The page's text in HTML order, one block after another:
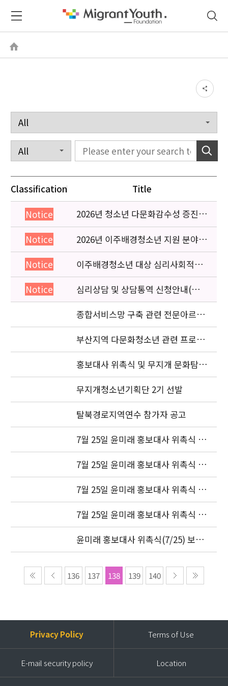
Classification Title
Notice
2026년 청소년 다문화감수성 증진
프로그램 「다가감」신청기관 안내
Notice
2026년 이주배경청소년 지원 분야
종사자 역량강화 교육 일정 안내
Notice
이주배경청소년 대상 심리사회적응
검사 연수동영상 개편 안내
Notice
심리상담 및 상담통역 신청안내(의뢰
서첨부)
종합서비스망 구축 관련 전문아르바
이트생 모집
부산지역 다문화청소년 관련 프로젝
트 조정자 모집 공고
홍보대사 위촉식 및 무지개 문화탐험
대 발대식
무지개청소년기획단 2기 선발
탈북경로지역연수 참가자 공고
7월 25일 윤미래 홍보대사 위촉식 사
진(4)
7월 25일 윤미래 홍보대사 위촉식 사
진(3)
7월 25일 윤미래 홍보대사 위촉식 사
진(2)
7월 25일 윤미래 홍보대사 위촉식 사
진(1)
윤미래 홍보대사 위촉식(7/25) 보도
자료 (현장스케치)
136 137 138 139 140
Privacy Policy Terms of Use
E-mail security policy Location